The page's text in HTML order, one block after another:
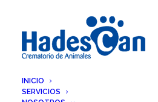
INICIO
SERVICIOS